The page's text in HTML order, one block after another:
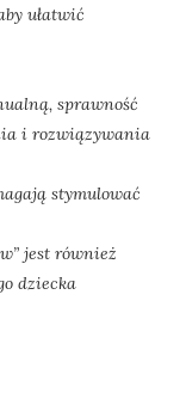
ułatwić
sprawność
i rozwiązywania
stymulować
jest również
dziecka